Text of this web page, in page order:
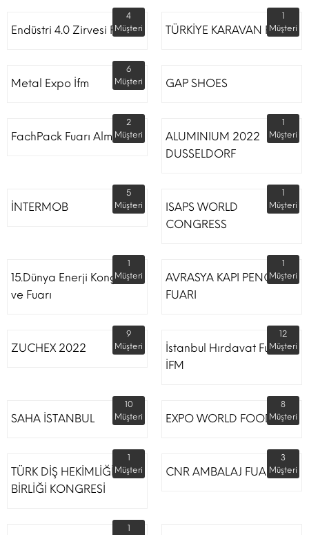
Endüstri 4.0 Zirvesi Fuarı
4
Müşteri
TÜRKİYE KARAVAN FUARI
1
Müşteri
Metal Expo İfm
6
Müşteri
GAP SHOES
FachPack Fuarı Almanya
2
Müşteri
ALUMINIUM 2022
DUSSELDORF
1
Müşteri
İNTERMOB
5
Müşteri
ISAPS WORLD
CONGRESS
1
Müşteri
15.Dünya Enerji Kongresi
ve Fuarı
1
Müşteri
AVRASYA KAPI PENCERE
FUARI
1
Müşteri
ZUCHEX 2022
9
Müşteri
İstanbul Hırdavat Fuarı
İFM
12
Müşteri
SAHA İSTANBUL
10
Müşteri
EXPO WORLD FOOD
8
Müşteri
TÜRK DİŞ HEKİMLİĞİ
BİRLİĞİ KONGRESİ
1
Müşteri
CNR AMBALAJ FUARI
3
Müşteri
1